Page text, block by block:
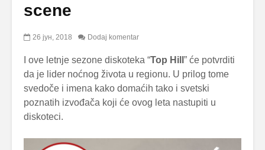
scene
26 јун, 2018 Dodaj komentar
I ove letnje sezone diskoteka “Top Hill ” će potvrditi
da je lider noćnog života u regionu. U prilog tome
svedoče i imena kako domaćih tako i svetski
poznatih izvođača koji će ovog leta nastupiti u
diskoteci.